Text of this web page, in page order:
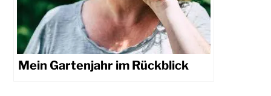
Mein Gartenjahr im Rückblick